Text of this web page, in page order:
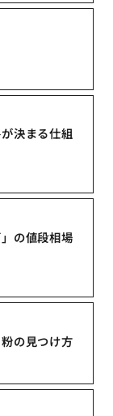
決まる仕組
の値段相場
の見つけ方